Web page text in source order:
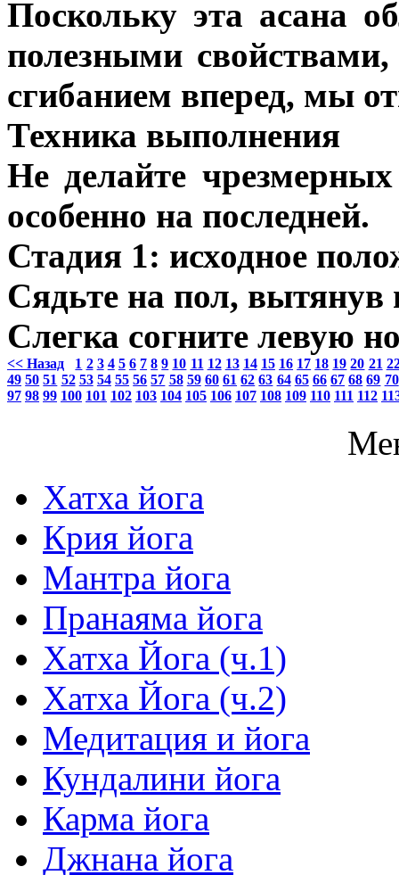
Поскольку эта асана
полезными
сгибанием вперед, мы
Техника выполнения
Не делайте
особенно на последней.
Стадия 1: исходное
Сядьте на пол, вытянув
Слегка согните левую
<< Назад 1 2 3 4 5 6 7 8 9 10 11 12 13 14 15 16 17 18 19 20 21
49 50 51 52 53 54 55 56 57 58 59 60 61 62 63 64 65 66 67 68 69 70
97 98 99 100 101 102 103 104 105 106 107 108 109 110 111 112
Хатха йога
Крия йога
Мантра йога
Пранаяма йога
Хатха Йога (ч.1)
Хатха Йога (ч.2)
Медитация и йога
Кундалини йога
Карма йога
Джнана йога